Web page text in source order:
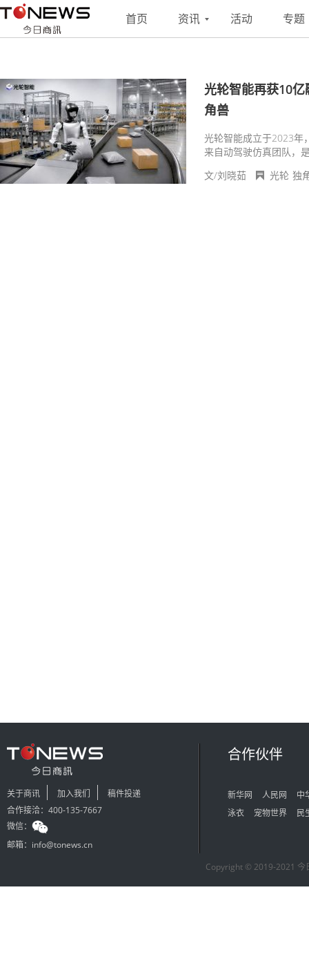
首页 资讯 活动 专题
搜索 联系
光轮智能再获10
角兽
光轮智能成立于2023年
来自动驾驶仿真团队，
文/刘晓茹
光轮 独
关于商讯 加入我们
稿件投递
合作接洽：400-135-7667
微信：
邮箱：info@tonews.cn
合作伙伴
新华网 人民网
中
泳衣
宠物世界 民
Copyright © 2019-2021 今